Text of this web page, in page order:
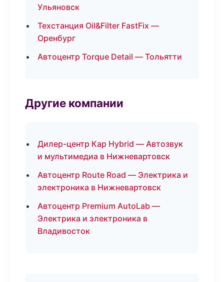
Ульяновск
Техстанция Oil&Filter FastFix —
Оренбург
Автоцентр Torque Detail — Тольятти
Другие компании
Дилер-центр Кар Hybrid — Автозвук
и мультимедиа в Нижневартовск
Автоцентр Route Road — Электрика и
электроника в Нижневартовск
Автоцентр Premium AutoLab —
Электрика и электроника в
Владивосток